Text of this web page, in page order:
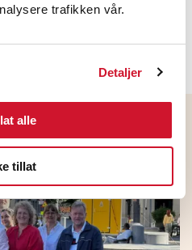
trafikken vår.
Detaljer
alle
tillat